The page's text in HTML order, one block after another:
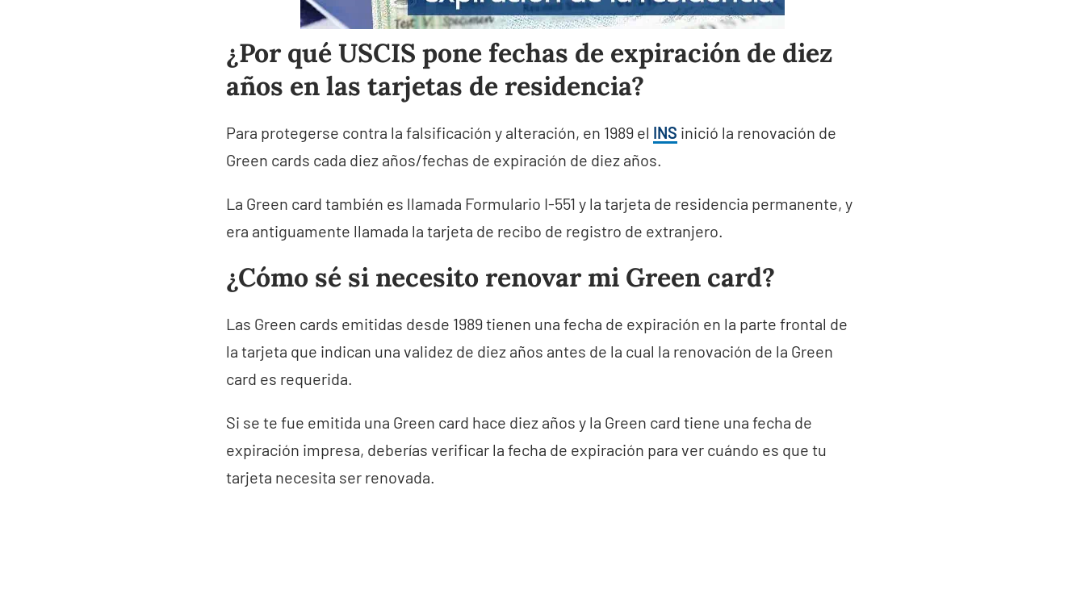
¿Por qué USCIS pone fechas de expiración de diez
años en las tarjetas de residencia?
Para protegerse contra la falsificación y alteración, en 1989 el INS inició la renovación de
Green cards cada diez años/fechas de expiración de diez años.
La Green card también es llamada Formulario I-551 y la tarjeta de residencia permanente, y
era antiguamente llamada la tarjeta de recibo de registro de extranjero.
¿Cómo sé si necesito renovar mi Green card?
Las Green cards emitidas desde 1989 tienen una fecha de expiración en la parte frontal de
la tarjeta que indican una validez de diez años antes de la cual la renovación de la Green
card es requerida.
Si se te fue emitida una Green card hace diez años y la Green card tiene una fecha de
expiración impresa, deberías verificar la fecha de expiración para ver cuándo es que tu
tarjeta necesita ser renovada.